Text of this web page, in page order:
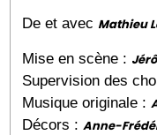
De et avec Mathieu
Mise en scène :
Supervision des
Musique originale :
Décors : Anne-